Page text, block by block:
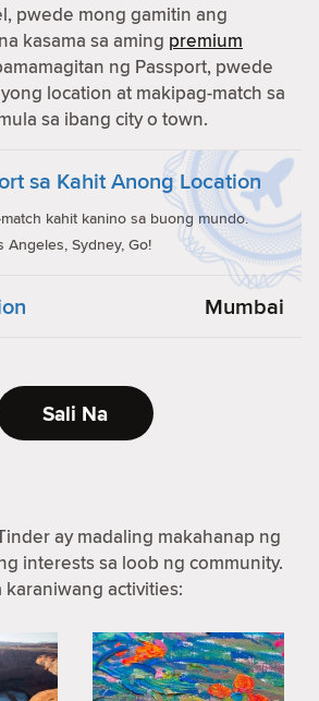
pwede mong gamitin ang
na kasama sa aming premium
ng Passport, pwede
location at makipag-match sa
sa ibang city o town.
sa Kahit Anong Location
kahit kanino sa buong mundo.
Angeles, Sydney, Go!
Mumbai
Sali Na
ay madaling makahanap ng
interests sa loob ng community.
karaniwang activities: